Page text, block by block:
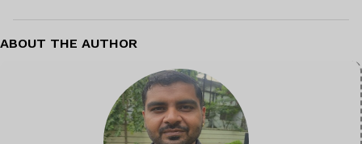
ABOUT THE AUTHOR